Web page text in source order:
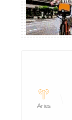
Áries